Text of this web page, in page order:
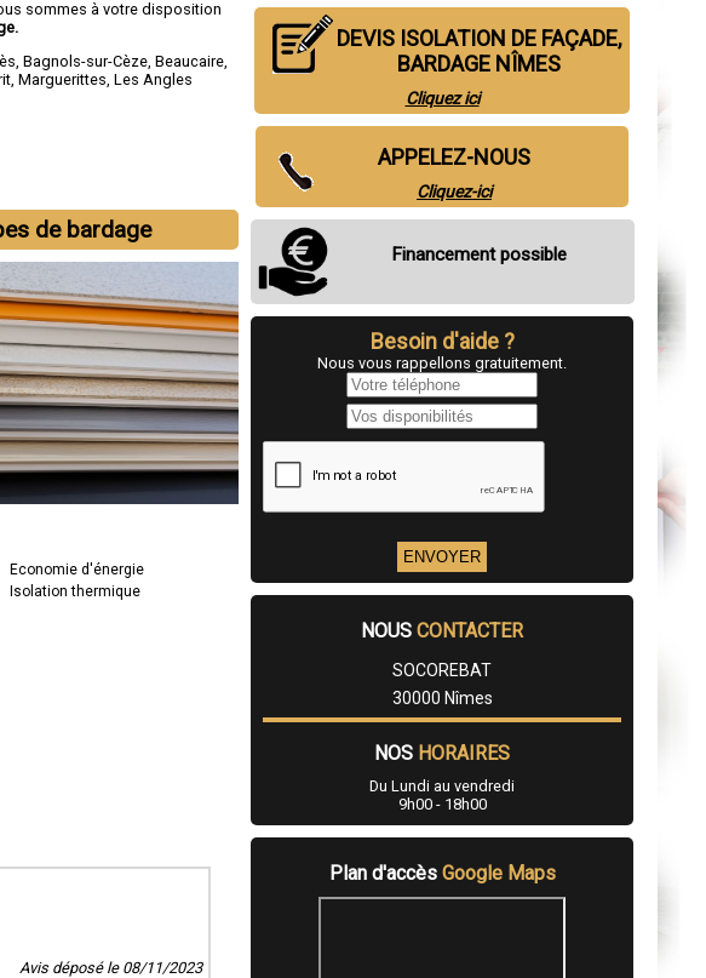
sommes à votre disposition
,Bagnols-sur-Cèze ,Beaucaire
,Marguerittes ,Les Angles
de bardage
Economie d'énergie
Isolation thermique
Avis déposé le 08/11/2023
DEVIS ISOLATION DE FAÇADE,
BARDAGE NÎMES
Cliquez ici
APPELEZ-NOUS
Cliquez-ici
Financement possible
Besoin d'aide ?
Nous vous rappellons gratuitement.
NOUS CONTACTER
SOCOREBAT
30000 Nîmes
NOS HORAIRES
Du Lundi au vendredi
9h00 - 18h00
Plan d'accès Google Maps